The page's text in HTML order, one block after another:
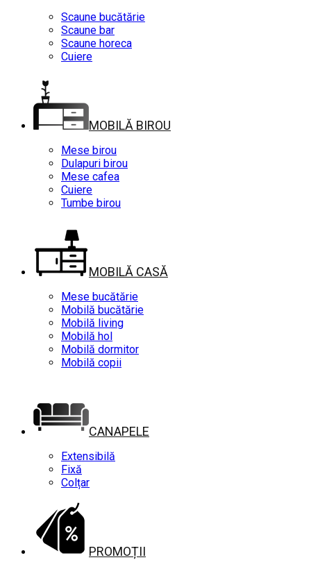
Scaune bucătărie
Scaune bar
Scaune horeca
Cuiere
MOBILĂ BIROU
Mese birou
Dulapuri birou
Mese cafea
Cuiere
Tumbe birou
MOBILĂ CASĂ
Mese bucătărie
Mobilă bucătărie
Mobilă living
Mobilă hol
Mobilă dormitor
Mobilă copii
CANAPELE
Extensibilă
Fixă
Colțar
PROMOȚII